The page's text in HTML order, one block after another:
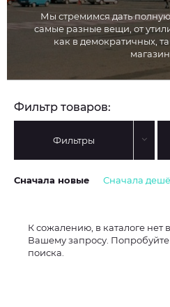
Мы стремимся дать
самые разные вещи, от
как в демократичных,
Фильтр товаров:
Фильтры
Сначала новые Сначала
К сожалению, в каталоге нет
Вашему запросу.
поиска.